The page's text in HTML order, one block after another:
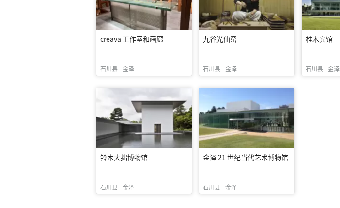
creava 工作室和画廊
石川县 金泽
九谷光仙窑
石川县 金泽
椎木宾馆
石川县 金泽
铃木大拙博物馆
石川县 金泽
金泽 21 世纪当代艺术博物馆
石川县 金泽